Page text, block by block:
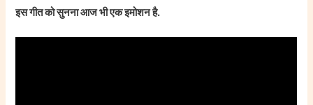
इस गीत को सुनना आज भी एक इमोशन है.